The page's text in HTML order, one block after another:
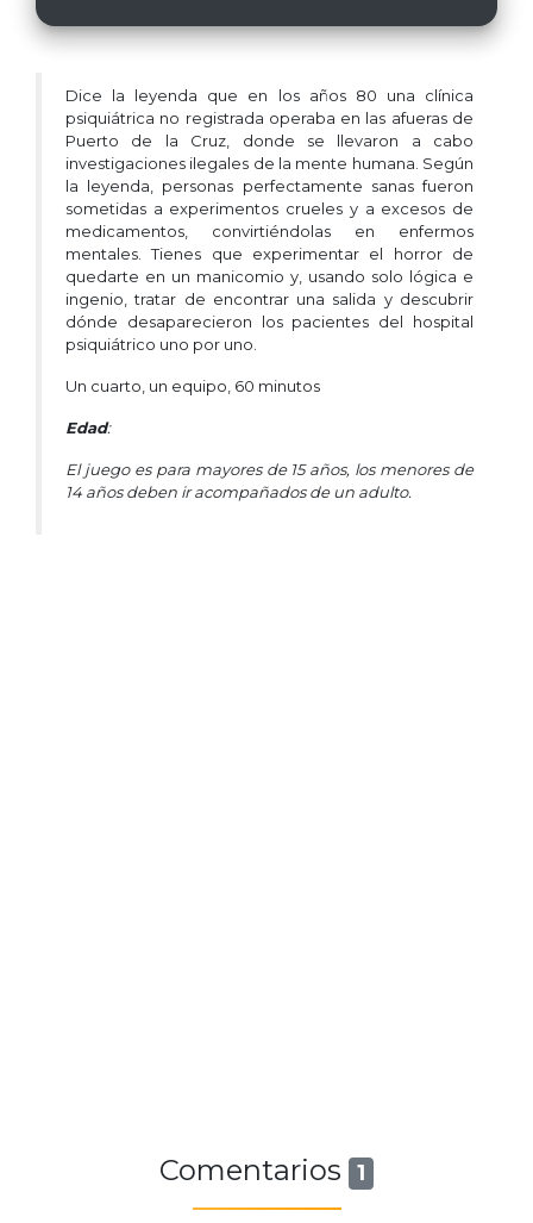
Dice la leyenda que en los años 80 una clínica
psiquiátrica no registrada operaba en las afueras de
Puerto de la Cruz, donde se llevaron a cabo
investigaciones ilegales de la mente humana. Según
la leyenda, personas perfectamente sanas fueron
sometidas a experimentos crueles y a excesos de
medicamentos, convirtiéndolas en enfermos
mentales. Tienes que experimentar el horror de
quedarte en un manicomio y, usando solo lógica e
ingenio, tratar de encontrar una salida y descubrir
dónde desaparecieron los pacientes del hospital
psiquiátrico uno por uno.
Un cuarto, un equipo, 60 minutos
Edad:
El juego es para mayores de 15 años, los menores de
14 años deben ir acompañados de un adulto.
Comentarios 1